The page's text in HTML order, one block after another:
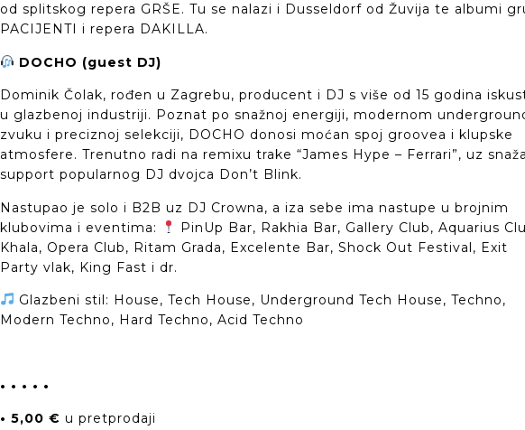
od splitskog repera GRŠE. Tu se nalazi i Dusseldorf od Žuvija te albumi
PACIJENTI i repera DAKILLA.
DOCHO (guest DJ)
Dominik Čolak, rođen u Zagrebu, producent i DJ s više od 15 godina
u glazbenoj industriji. Poznat po snažnoj energiji, modernom
zvuku i preciznoj selekciji, DOCHO donosi moćan spoj groovea i klupske
atmosfere. Trenutno radi na remixu trake “James Hype – Ferrari”, uz
support popularnog DJ dvojca Don’t Blink.
Nastupao je solo i B2B uz DJ Crowna, a iza sebe ima nastupe u brojnim
klubovima i eventima:
PinUp Bar, Rakhia Bar, Gallery Club, Aquarius
Khala, Opera Club, Ritam Grada, Excelente Bar, Shock Out Festival, Exit
Party vlak, King Fast i dr.
Glazbeni stil: House, Tech House, Underground Tech House, Techno,
Modern Techno, Hard Techno, Acid Techno
• • • • •
• 5,00 € u pretprodaji